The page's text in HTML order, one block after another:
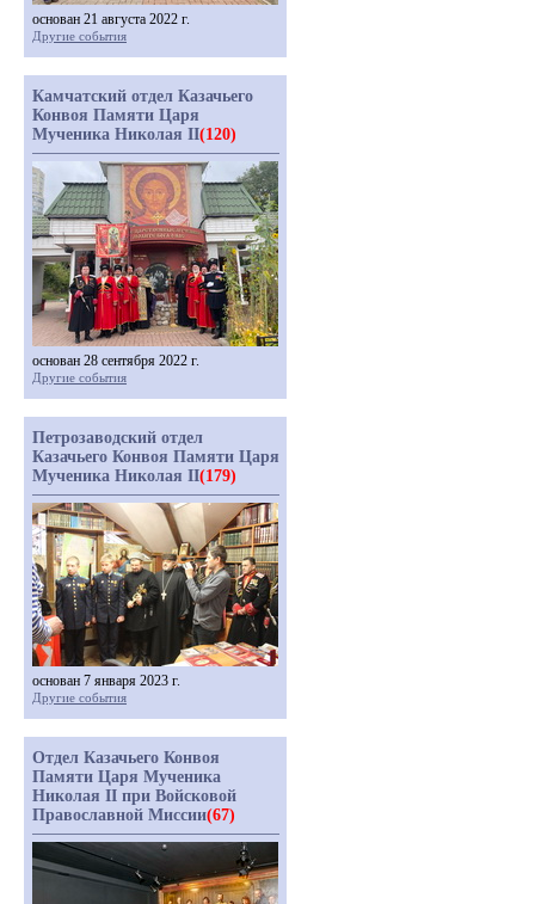
основан 21 августа 2022 г.
Другие события
Камчатский отдел Казачьего
Конвоя Памяти Царя
Мученика Николая II(120)
основан 28 сентября 2022 г.
Другие события
Петрозаводский отдел
Казачьего Конвоя Памяти Царя
Мученика Николая II(179)
основан 7 января 2023 г.
Другие события
Отдел Казачьего Конвоя
Памяти Царя Мученика
Николая II при Войсковой
Православной Миссии(67)